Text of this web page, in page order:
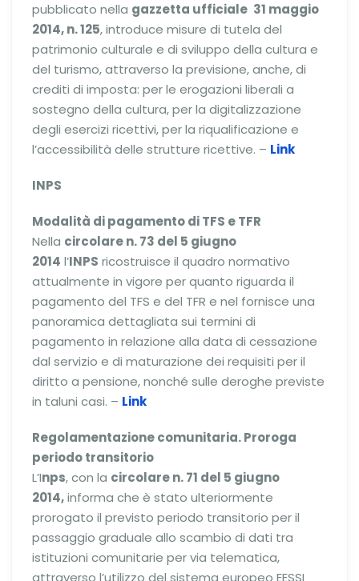
pubblicato nella gazzetta ufficiale 31 maggio
2014, n. 125, introduce misure di tutela del
patrimonio culturale e di sviluppo della cultura e
del turismo, attraverso la previsione, anche, di
crediti di imposta: per le erogazioni liberali a
sostegno della cultura, per la digitalizzazione
degli esercizi ricettivi, per la riqualificazione e
l’accessibilità delle strutture ricettive. – Link
INPS
Modalità di pagamento di TFS e TFR
Nella circolare n. 73 del 5 giugno
2014 l’INPS ricostruisce il quadro normativo
attualmente in vigore per quanto riguarda il
pagamento del TFS e del TFR e nel fornisce una
panoramica dettagliata sui termini di
pagamento in relazione alla data di cessazione
dal servizio e di maturazione dei requisiti per il
diritto a pensione, nonché sulle deroghe previste
in taluni casi. – Link
Regolamentazione comunitaria. Proroga
periodo transitorio
L’Inps, con la circolare n. 71 del 5 giugno
2014,informa che è stato ulteriormente
prorogato il previsto periodo transitorio per il
passaggio graduale allo scambio di dati tra
istituzioni comunitarie per via telematica,
attraverso l’utilizzo del sistema europeo EESSI